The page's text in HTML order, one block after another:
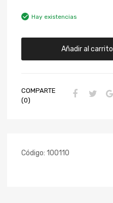
Hay existencias
Añadir al carrito
COMPARTE
(0)
Código: 100110